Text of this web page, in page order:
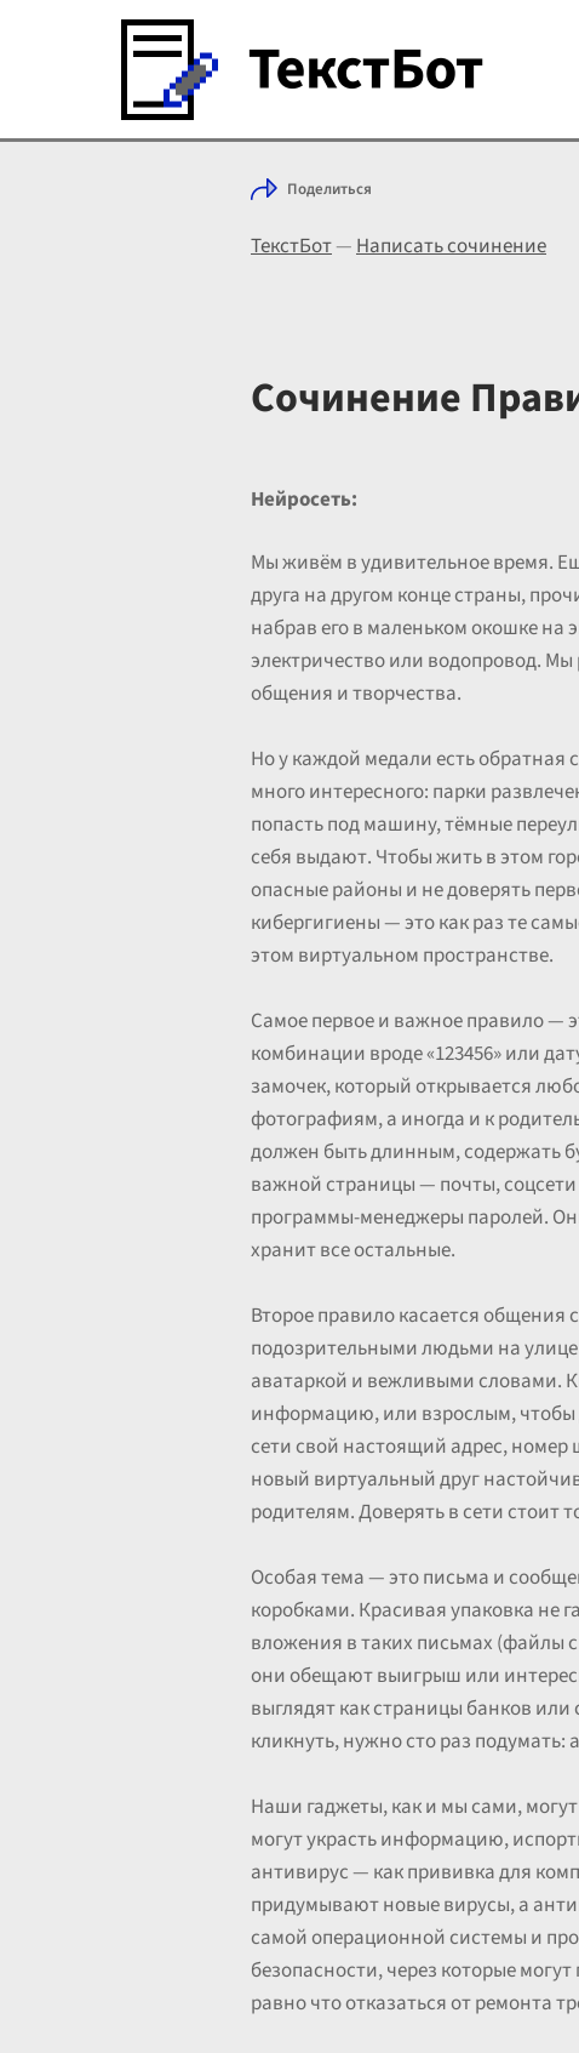
Поделиться
ТекстБот—Написать сочинение
Сочинение
Нейросеть:
Мы живём в удивительное время.
друга на другом конце страны,
набрав его в маленьком окошке
электричество или водопровод.
общения и творчества.
Но у каждой медали есть обратная
много интересного: парки
попасть под машину, тёмные
себя выдают. Чтобы жить в этом
опасные районы и не доверять
кибергигиены — это как раз те
этом виртуальном пространстве.
Самое первое и важное правило —
комбинации вроде «123456» или
замочек, который открывается
фотографиям, а иногда и к
должен быть длинным, содержать
важной страницы — почты,
программы-менеджеры паролей.
хранит все остальные.
Второе правило касается общения
подозрительными людьми на улице
аватаркой и вежливыми словами.
информацию, или взрослым, чтобы
сети свой настоящий адрес,
новый виртуальный друг
родителям. Доверять в сети стоит
Особая тема — это письма и
коробками. Красивая упаковка не
вложения в таких письмах (файлы
они обещают выигрыш или
выглядят как страницы банков
кликнуть, нужно сто раз
Наши гаджеты, как и мы сами,
могут украсть информацию,
антивирус — как прививка для
придумывают новые вирусы, а
самой операционной системы и
безопасности, через которые
равно что отказаться от ремонта